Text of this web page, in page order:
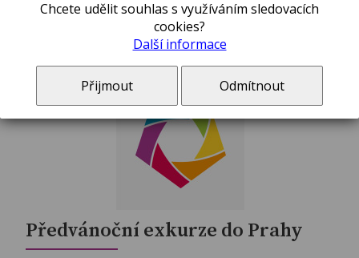
více
Předvánoční exkurze do Prahy
Chcete udělit souhlas s využíváním sledovacích
cookies?
Další informace
Přijmout Odmítnout